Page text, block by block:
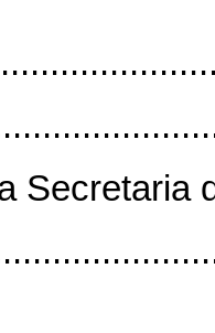
Secretaria